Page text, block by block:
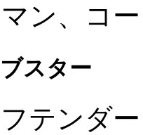
ン、コ
スター
テンダ